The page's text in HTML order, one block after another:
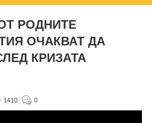
РОДНИТЕ
ОЧАКВАТ ДА
КРИЗАТА
1410 0